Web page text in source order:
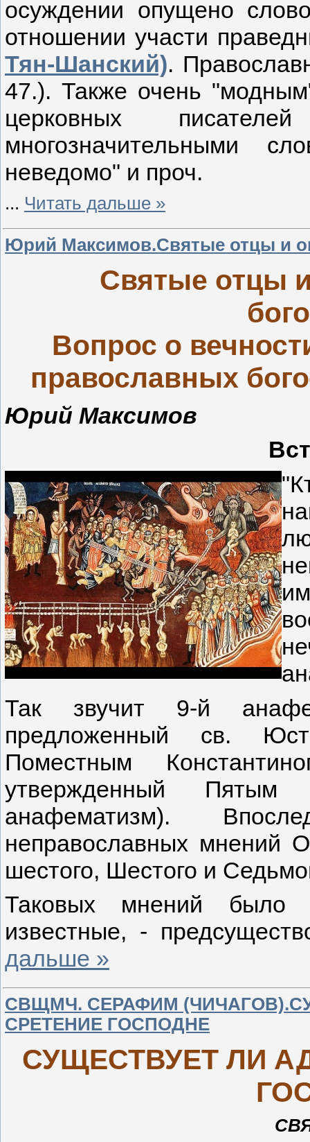
осуждении опущено
отношении участи
Тян-Шанский).
47.). Также очень
церковных
многозначительными
неведомо" и проч.
... Читать дальше »
Юрий Максимов.Святые отцы и
Святые отцы
Вопрос о
православных
Юрий Максимов
Так звучит 9-й
предложенный св.
Поместным
утвержденный
анафематизм).
неправославных мнений
шестого, Шестого и
Таковых мнений было
известные, -
дальше »
СВЩМЧ. СЕРАФИМ
СРЕТЕНИЕ ГОСПОДНЕ
СУЩЕСТВУЕТ ЛИ